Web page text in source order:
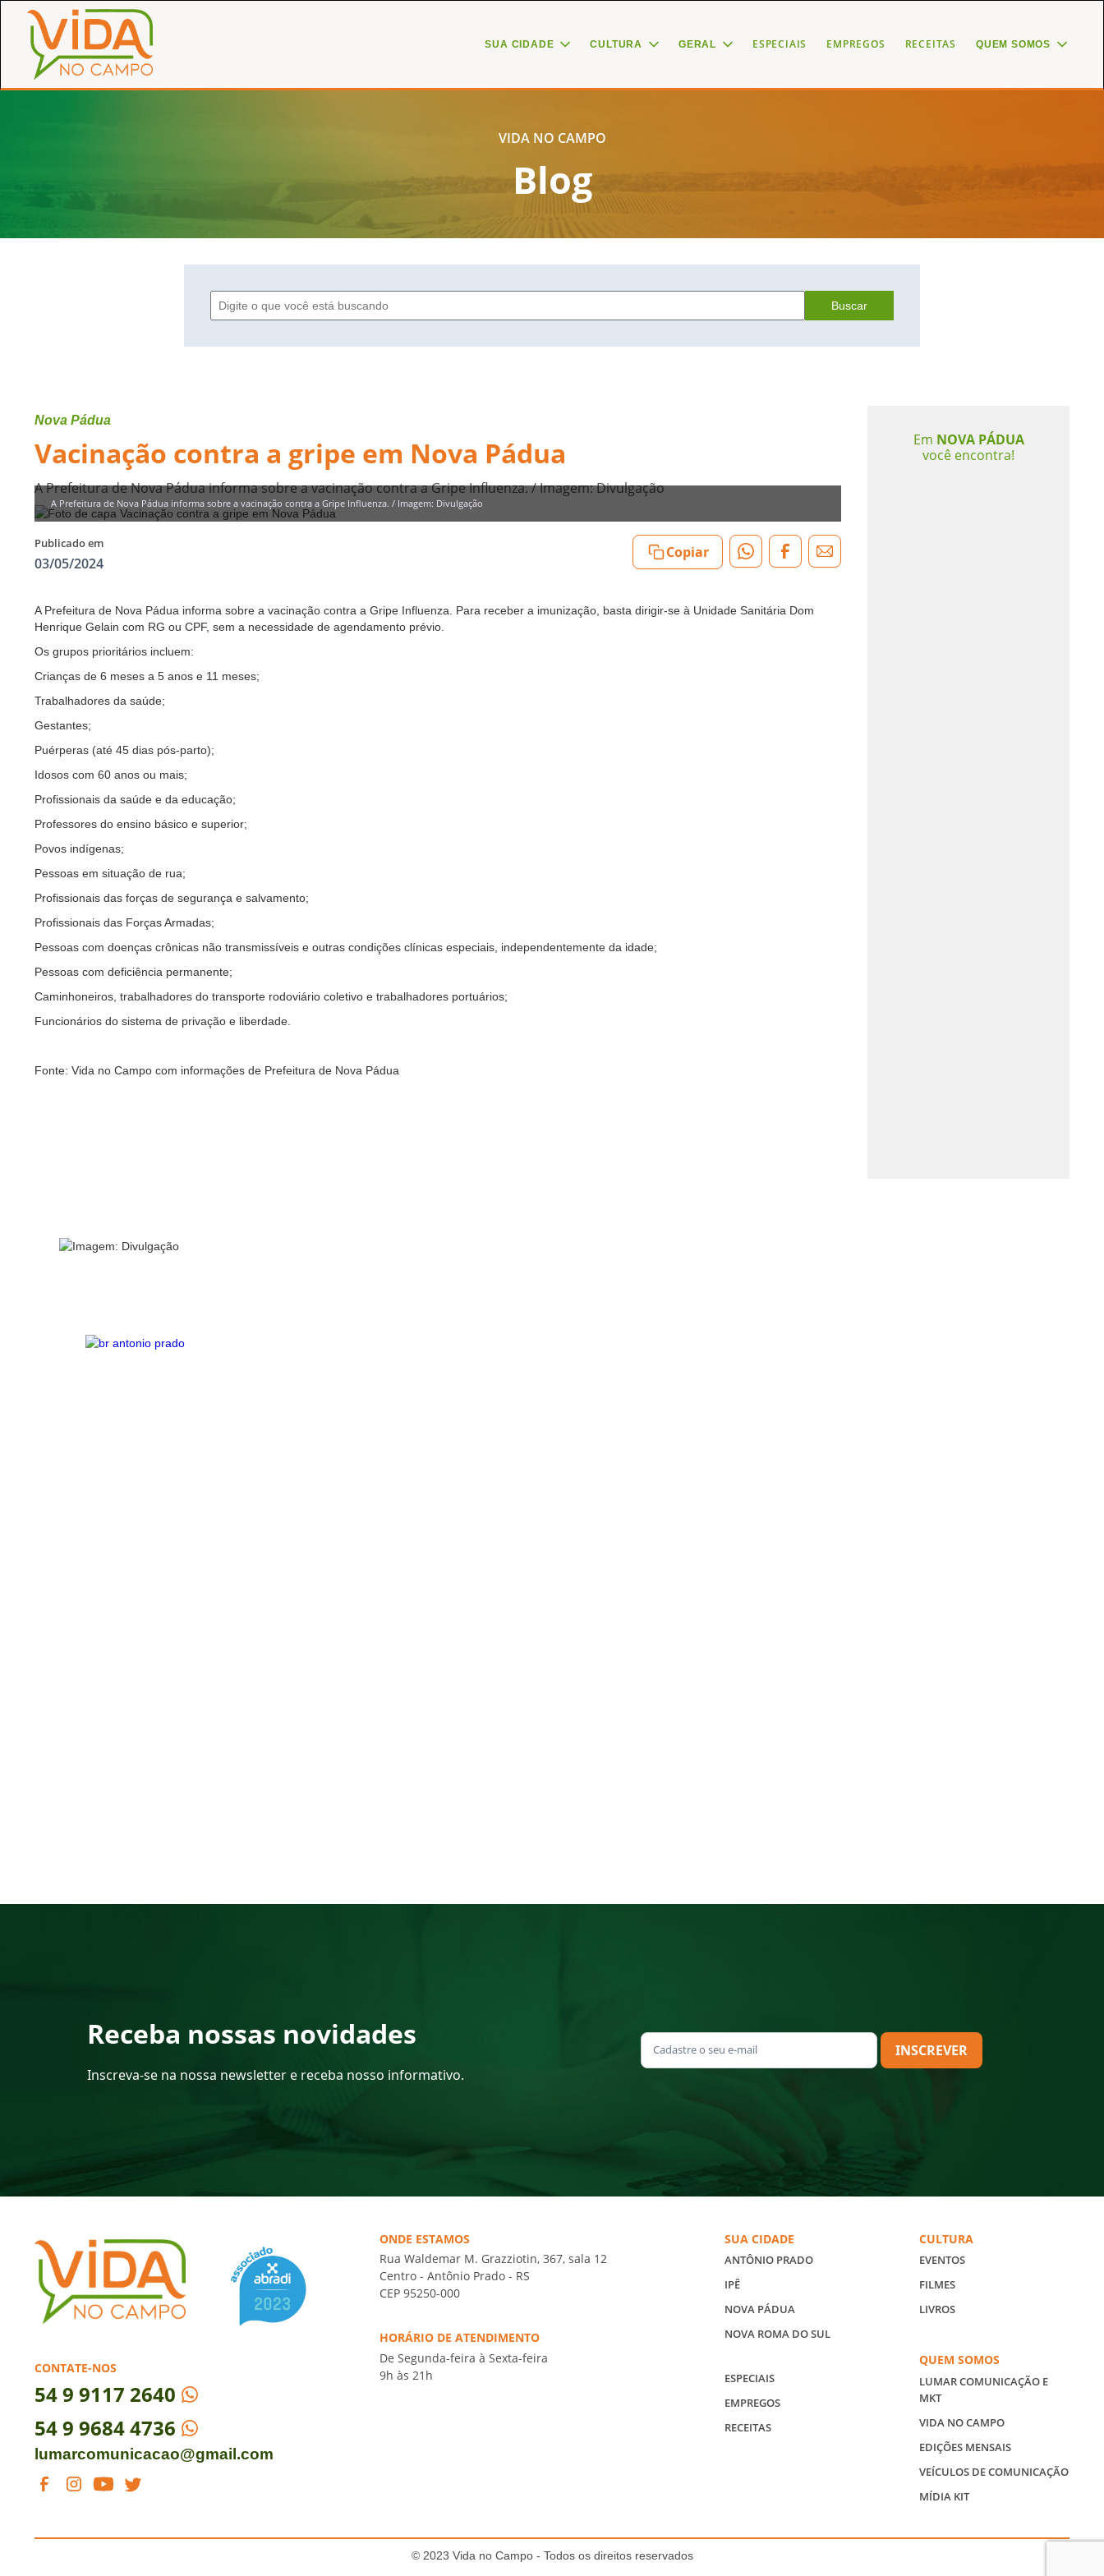
SUA CIDADE CULTURA GERAL ESPECIAIS EMPREGOS RECEITAS QUEM SOMOS
VIDA NO CAMPO
Blog
Buscar
Nova Pádua
Vacinação contra a gripe em Nova Pádua
A Prefeitura de Nova Pádua informa sobre a vacinação contra a Gripe Influenza. / Imagem: Divulgação
A Prefeitura de Nova Pádua informa sobre a vacinação contra a Gripe Influenza. / Imagem: Divulgação
Publicado em
03/05/2024
Copiar
A Prefeitura de Nova Pádua informa sobre a vacinação contra a Gripe Influenza. Para receber a imunização, basta dirigir-se à Unidade Sanitária Dom
Henrique Gelain com RG ou CPF, sem a necessidade de agendamento prévio.
Os grupos prioritários incluem:
Crianças de 6 meses a 5 anos e 11 meses;
Trabalhadores da saúde;
Gestantes;
Puérperas (até 45 dias pós-parto);
Idosos com 60 anos ou mais;
Profissionais da saúde e da educação;
Professores do ensino básico e superior;
Povos indígenas;
Pessoas em situação de rua;
Profissionais das forças de segurança e salvamento;
Profissionais das Forças Armadas;
Pessoas com doenças crônicas não transmissíveis e outras condições clínicas especiais, independentemente da idade;
Pessoas com deficiência permanente;
Caminhoneiros, trabalhadores do transporte rodoviário coletivo e trabalhadores portuários;
Funcionários do sistema de privação e liberdade.
Fonte: Vida no Campo com informações de Prefeitura de Nova Pádua
Em NOVA PÁDUA
você encontra!
Receba nossas novidades
Inscreva-se na nossa newsletter e receba nosso informativo.
INSCREVER
CONTATE-NOS
549 9117 2640
54 9 9684 4736
lumarcomunicacao@gmail.com
ONDE ESTAMOS
Rua Waldemar M. Grazziotin, 367, sala 12
Centro - Antônio Prado - RS
CEP 95250-000
HORÁRIO DE ATENDIMENTO
De Segunda-feira à Sexta-feira
9h às 21h
SUA CIDADE
ANTÔNIO PRADO
IPÊ
NOVA PÁDUA
NOVA ROMA DO SUL
ESPECIAIS
EMPREGOS
RECEITAS
CULTURA
EVENTOS
FILMES
LIVROS
QUEM SOMOS
LUMAR COMUNICAÇÃO E
MKT
VIDA NO CAMPO
EDIÇÕES MENSAIS
VEÍCULOS DE COMUNICAÇÃO
MÍDIA KIT
© 2023 Vida no Campo - Todos os direitos reservados